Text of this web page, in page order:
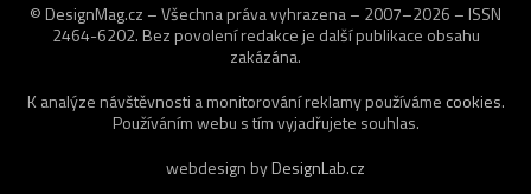
© DesignMag.cz – Všechna práva vyhrazena – 2007–2026 – ISSN
2464-6202. Bez povolení redakce je další publikace obsahu
zakázána.
K analýze návštěvnosti a monitorování reklamy používáme cookies.
Používáním webu s tím vyjadřujete souhlas.
webdesign byDesignLab.cz